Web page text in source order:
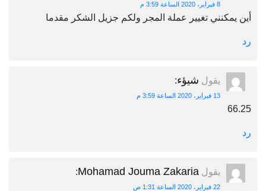
8 فبراير، 2020 الساعة 3:59 م
أين يمكنني تغيير عملة المجر ولكم جزيل الشكر مقدما
رد
يقول شيؤء:
13 فبراير، 2020 الساعة 3:59 م
66.25
رد
يقول Mohamad Jouma Zakaria
:
22 فبراير، 2020 الساعة 1:31 ص